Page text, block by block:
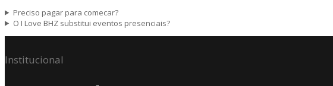
Preciso pagar para comecar?
O I Love BHZ substitui eventos presenciais?
Institucional